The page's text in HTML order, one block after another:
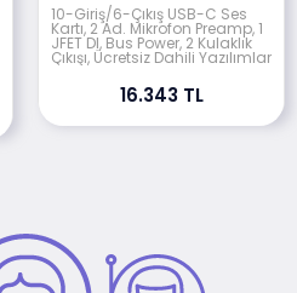
10-Giriş/6-Çıkış USB-C Ses
Kartı, 2 Ad. Mikrofon Preamp, 1
JFET DI, Bus Power, 2 Kulaklık
Çıkışı, Ücretsiz Dahili Yazılımlar
16.343 TL